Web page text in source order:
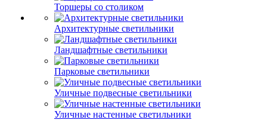
Торшеры со столиком
Архитектурные светильники
Ландшафтные светильники
Парковые светильники
Уличные подвесные светильники
Уличные настенные светильники